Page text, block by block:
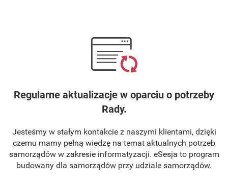
Regularne aktualizacje w oparciu o potrzeby
Rady.
Jesteśmy w stałym kontakcie z naszymi klientami, dzięki
czemu mamy pełną wiedzę na temat aktualnych potrzeb
samorządów w zakresie informatyzacji. eSesja to program
budowany dla samorządów przy udziale samorządów.